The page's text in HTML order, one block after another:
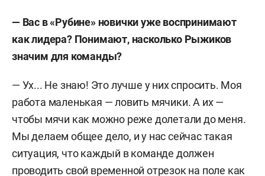
— Вас в «Рубине» новички уже воспринимают
как лидера? Понимают, насколько Рыжиков
значим для команды?
— Ух... Не знаю! Это лучше у них спросить. Моя
работа маленькая — ловить мячики. А их —
чтобы мячи как можно реже долетали до меня.
Мы делаем общее дело, и у нас сейчас такая
ситуация, что каждый в команде должен
проводить свой временной отрезок на поле как